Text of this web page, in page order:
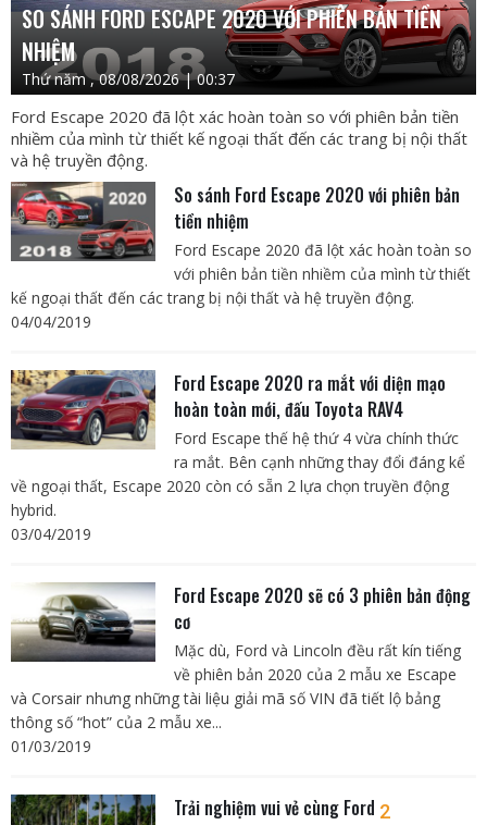
SO SÁNH FORD ESCAPE 2020 VỚI PHIÊN BẢN TIỀN
NHIỆM
Thứ năm , 08/08/2026 | 00:37
Ford Escape 2020 đã lột xác hoàn toàn so với phiên bản tiền
nhiềm của mình từ thiết kế ngoại thất đến các trang bị nội thất
và hệ truyền động.
So sánh Ford Escape 2020 với phiên bản
tiền nhiệm
Ford Escape 2020 đã lột xác hoàn toàn so
với phiên bản tiền nhiềm của mình từ thiết
kế ngoại thất đến các trang bị nội thất và hệ truyền động.
04/04/2019
Ford Escape 2020 ra mắt với diện mạo
hoàn toàn mới, đấu Toyota RAV4
Ford Escape thế hệ thứ 4 vừa chính thức
ra mắt. Bên cạnh những thay đổi đáng kể
về ngoại thất, Escape 2020 còn có sẵn 2 lựa chọn truyền động
hybrid.
03/04/2019
Ford Escape 2020 sẽ có 3 phiên bản động
cơ
Mặc dù, Ford và Lincoln đều rất kín tiếng
về phiên bản 2020 của 2 mẫu xe Escape
và Corsair nhưng những tài liệu giải mã số VIN đã tiết lộ bảng
thông số “hot” của 2 mẫu xe...
01/03/2019
Trải nghiệm vui vẻ cùng Ford 2